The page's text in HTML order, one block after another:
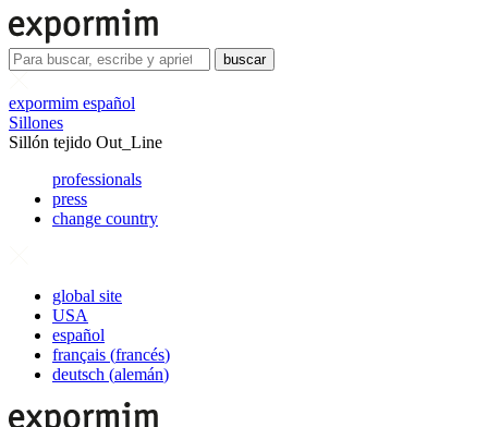
buscar
expormim español
Sillones
Sillón tejido Out_Line
professionals
press
change country
global site
USA
español
français (francés)
deutsch (alemán)